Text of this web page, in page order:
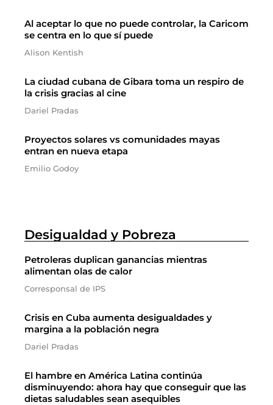
Al aceptar lo que no puede controlar, la Caricom
se centra en lo que sí puede
Alison Kentish
La ciudad cubana de Gibara toma un respiro de
la crisis gracias al cine
Dariel Pradas
Proyectos solares vs comunidades mayas
entran en nueva etapa
Emilio Godoy
Desigualdad y Pobreza
Petroleras duplican ganancias mientras
alimentan olas de calor
Corresponsal de IPS
Crisis en Cuba aumenta desigualdades y
margina a la población negra
Dariel Pradas
El hambre en América Latina continúa
disminuyendo: ahora hay que conseguir que las
dietas saludables sean asequibles